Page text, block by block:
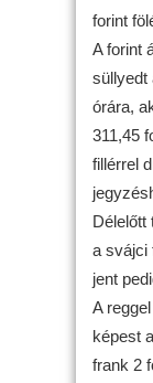
forint
A forint
süllyedt
órára,
311,45
fillérrel
Délelőtt
a svájci
jent
A
képest
frank 2